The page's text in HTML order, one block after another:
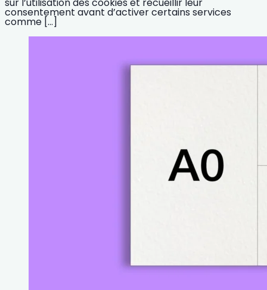
consentement avant d’activer certains services
comme […]